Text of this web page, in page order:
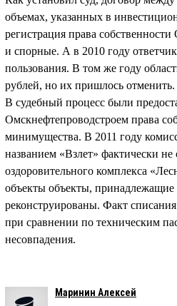
объемах, указанных в
регистрация права
и спорные. А в 2010 году
пользования. В том же году
рублей, но их пришлось отменить.
В судебный процесс были
Омскнефтепроводстроем права
минимущества. В 2011 году
названием «Взлет» фактически
оздоровительного комплекса
объекты объекты,
реконструированы. Факт
при сравнении по техническим
несовпадения.
Маринин Алексей